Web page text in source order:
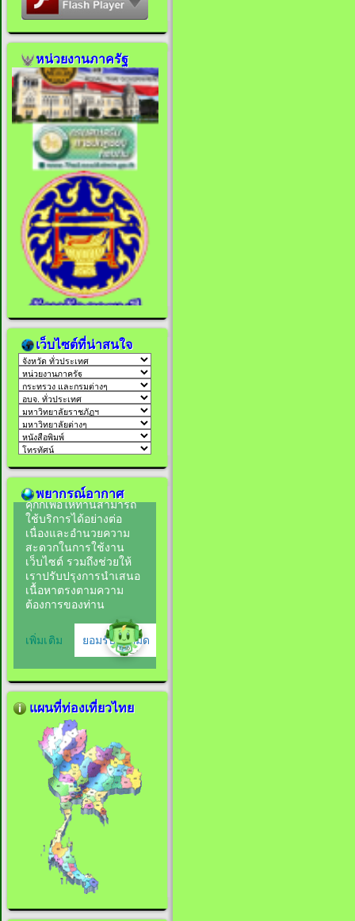
หน่วยงานภาครัฐ
เว็บไซต์ที่น่าสนใจ
พยากรณ์อากาศ
แผนที่ท่องเที่ยวไทย